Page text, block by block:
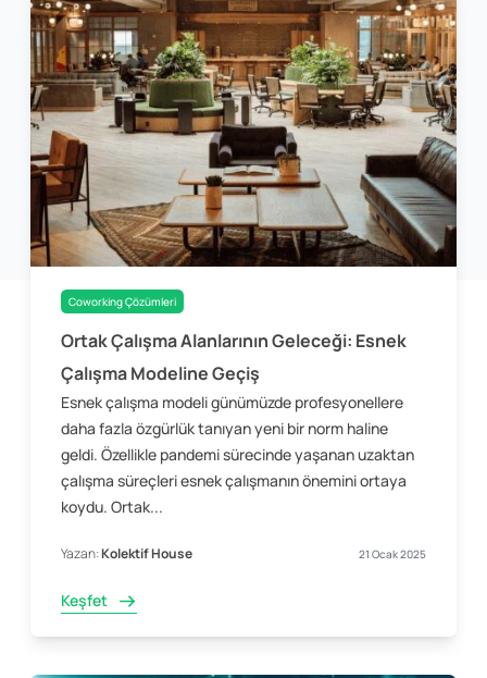
Coworking Çözümleri
Ortak Çalışma Alanlarının Geleceği: Esnek
Çalışma Modeline Geçiş
Esnek çalışma modeli günümüzde profesyonellere
daha fazla özgürlük tanıyan yeni bir norm haline
geldi. Özellikle pandemi sürecinde yaşanan uzaktan
çalışma süreçleri esnek çalışmanın önemini ortaya
koydu. Ortak...
Yazan:Kolektif House 21 Ocak 2025
Keşfet